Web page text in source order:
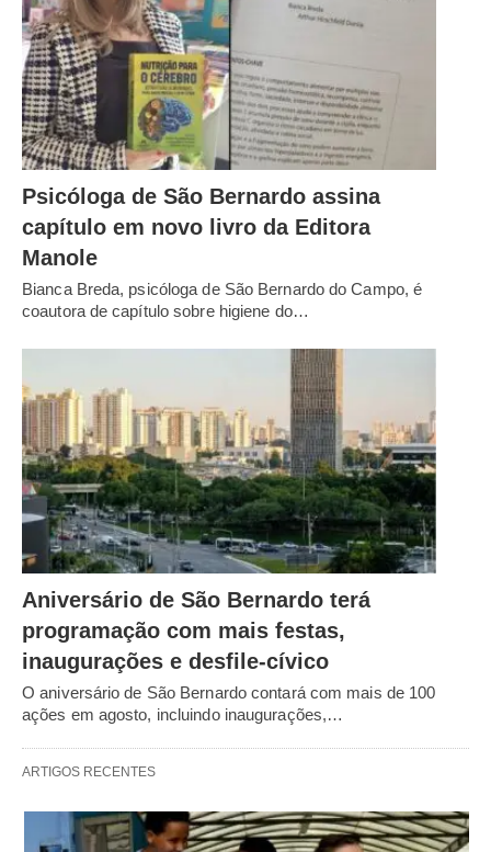
Psicóloga de São Bernardo assina
capítulo em novo livro da Editora
Manole
Bianca Breda, psicóloga de São Bernardo do Campo, é
coautora de capítulo sobre higiene do…
Aniversário de São Bernardo terá
programação com mais festas,
inaugurações e desfile-cívico
O aniversário de São Bernardo contará com mais de 100
ações em agosto, incluindo inaugurações,…
ARTIGOS RECENTES